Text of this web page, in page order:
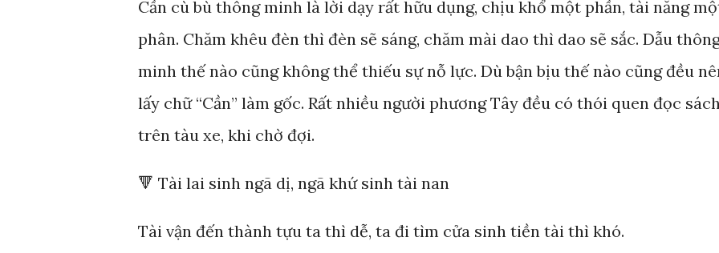
Cần cù bù thông minh là lời dạy rất hữu dụng, chịu khổ một phần, tài năng
phân. Chăm khêu đèn thì đèn sẽ sáng, chăm mài dao thì dao sẽ sắc. Dẫu
minh thế nào cũng không thể thiếu sự nỗ lực. Dù bận bịu thế nào cũng đều
lấy chữ “Cần” làm gốc. Rất nhiều người phương Tây đều có thói quen đọc
trên tàu xe, khi chờ đợi.
🔻 Tài lai sinh ngã dị, ngã khứ sinh tài nan
Tài vận đến thành tựu ta thì dễ, ta đi tìm cửa sinh tiền tài thì khó.